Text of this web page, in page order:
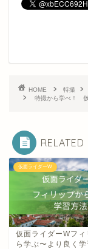
HOME 特撮
特撮から学べ！
RELATED
仮面ライダーW
仮面ライダーWフィ
ら学ぶ〜より良く